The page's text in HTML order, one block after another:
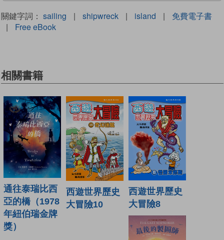
關鍵字詞： sailing | shipwreck | island |
免費電子書
|
Free eBook
相關書籍
通往泰瑞比西
亞的橋（1978
年紐伯瑞金牌
獎）
西遊世界歷史
大冒險10
西遊世界歷史
大冒險8